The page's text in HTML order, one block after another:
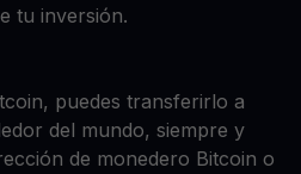
tu inversión.
puedes transferirlo a
del mundo, siempre y
de monedero Bitcoin o